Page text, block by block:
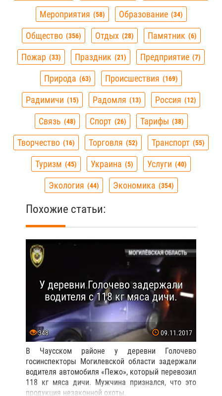
Мероприятия 58 Образование 34
Общество 356 Отдых 28 Памятник 6
Пожар 33 Праздник 21 Предприятие 7
Природа 63 Происшествия 169
Радимичи 15 Радомля 13 Россия 12
Связь 48 Спорт 26 Тарифы 38
Творчество 16 Торговля 52 Транспорт 55
Туризм 45 Украина 5 Услуги 40
Экология 44 Экономика 354
Похожие статьи:
У деревни Голочево задержали
водителя с 118 кг мяса дичи.
348 09.11.2017
В Чаусском районе у деревни Голочево
госинспекторы Могилевской области задержали
водителя автомобиля «Пежо», который перевозил
118 кг мяса дичи. Мужчина признался, что это
продукция незаконной охоты.